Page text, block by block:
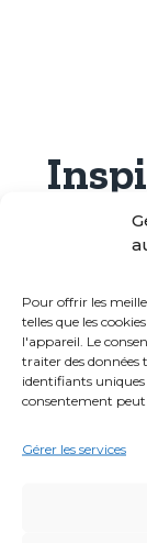
Pour offrir les
telles que les
l'appareil. Le
traiter des données
identifiants uniques
consentement peut
Gérer les services